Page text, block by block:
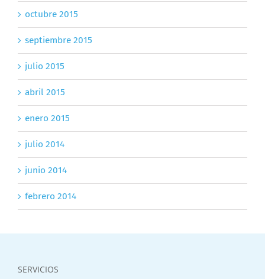
octubre 2015
septiembre 2015
julio 2015
abril 2015
enero 2015
julio 2014
junio 2014
febrero 2014
SERVICIOS